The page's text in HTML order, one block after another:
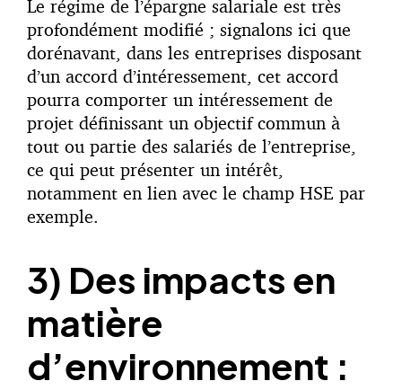
Le régime de l’épargne salariale est très
profondément modifié ; signalons ici que
dorénavant, dans les entreprises disposant
d’un accord d’intéressement, cet accord
pourra comporter un intéressement de
projet définissant un objectif commun à
tout ou partie des salariés de l’entreprise,
ce qui peut présenter un intérêt,
notamment en lien avec le champ HSE par
exemple.
3) Des impacts en
matière
d’environnement :